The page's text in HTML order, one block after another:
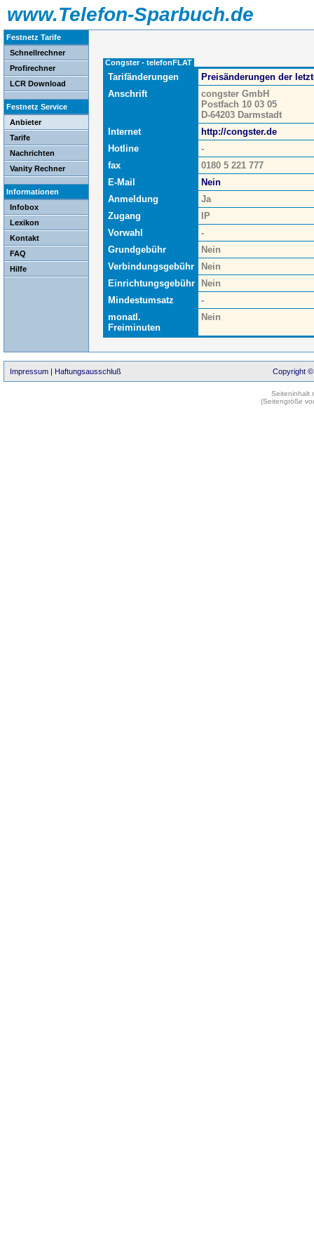
www.Telefon-Sparbuch.de
Festnetz Tarife
Schnellrechner
Profirechner
LCR Download
Festnetz Service
Anbieter
Tarife
Nachrichten
Vanity Rechner
Informationen
Infobox
Lexikon
Kontakt
FAQ
Hilfe
Congster - telefonFLAT
Tarifänderungen
Preisänderungen der
Anschrift
congster GmbH
Postfach 10 03 05
D-64203 Darmstadt
Internet
http://congster.de
Hotline
-
fax
0180 5 221 777
E-Mail
Nein
Anmeldung
Ja
Zugang
IP
Vorwahl
-
Grundgebühr
Nein
Verbindungsgebühr
Nein
Einrichtungsgebühr
Nein
Mindestumsatz
-
monatl.
Freiminuten
Nein
Impressum | Haftungsausschluß Copyright ©
Seiteninhalt
(Seitengröße